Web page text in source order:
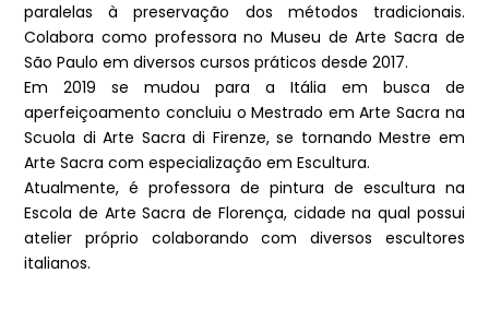
paralelas à preservação dos métodos tradicionais.
Colabora como professora no Museu de Arte Sacra de
São Paulo em diversos cursos práticos desde 2017.
Em 2019 se mudou para a Itália em busca de
aperfeiçoamento concluiu o Mestrado em Arte Sacra na
Scuola di Arte Sacra di Firenze, se tornando Mestre em
Arte Sacra com especialização em Escultura.
Atualmente, é professora de pintura de escultura na
Escola de Arte Sacra de Florença, cidade na qual possui
atelier próprio colaborando com diversos escultores
italianos.